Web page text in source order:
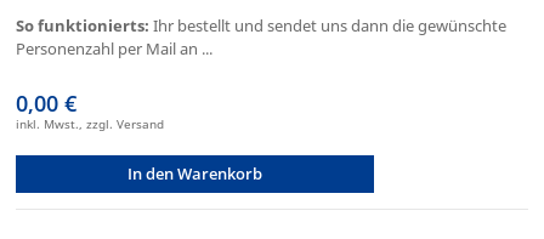
So funktionierts: Ihr bestellt und sendet uns dann die gewünschte
Personenzahl per Mail an ...
0,00 €
inkl. Mwst., zzgl. Versand
In den Warenkorb